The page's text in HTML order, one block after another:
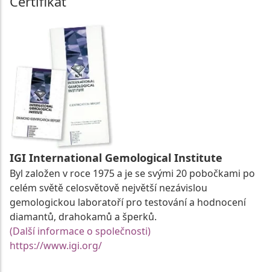
IGI International Gemological Institute
Byl založen v roce 1975 a je se svými 20 pobočkami po
celém světě celosvětově největší nezávislou
gemologickou laboratoří pro testování a hodnocení
diamantů, drahokamů a šperků.
(Další informace o společnosti)
https://www.igi.org/